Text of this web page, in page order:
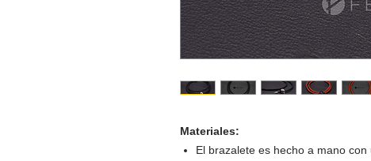
Materiales:
El brazalete es hecho a mano